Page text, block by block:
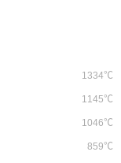
1334℃
1145℃
1046℃
859℃